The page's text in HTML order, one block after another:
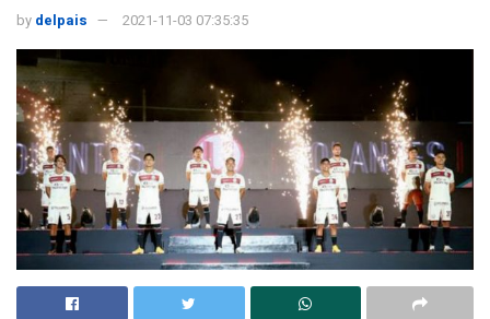
by delpais 2021-11-03 07:35:35